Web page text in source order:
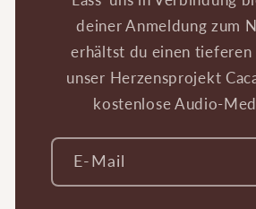
deiner Anmeldung zum
erhältst du einen
unser Herzensprojekt
kostenlose Audio-
E-Mail